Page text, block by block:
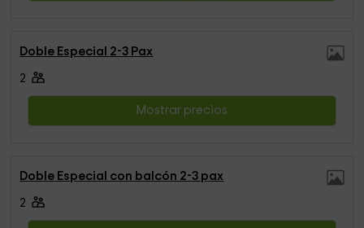
Doble Especial 2-3 Pax
2
Mostrar precios
Doble Especial con balcón 2-3 pax
2